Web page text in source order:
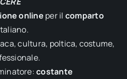
online per il comparto
cultura, poltica, costume,
costante